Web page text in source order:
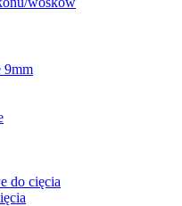
9mm
do cięcia